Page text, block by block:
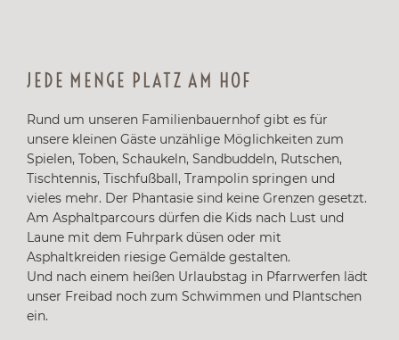
JEDE MENGE PLATZ AM HOF
Rund um unseren Familienbauernhof gibt es für
unsere kleinen Gäste unzählige Möglichkeiten zum
Spielen, Toben, Schaukeln, Sandbuddeln, Rutschen,
Tischtennis, Tischfußball, Trampolin springen und
vieles mehr. Der Phantasie sind keine Grenzen gesetzt.
Am Asphaltparcours dürfen die Kids nach Lust und
Laune mit dem Fuhrpark düsen oder mit
Asphaltkreiden riesige Gemälde gestalten.
Und nach einem heißen Urlaubstag in Pfarrwerfen lädt
unser Freibad noch zum Schwimmen und Plantschen
ein.